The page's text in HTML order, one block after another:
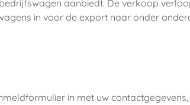
aanbiedt. De verkoop
in voor de export naar onder
in met uw